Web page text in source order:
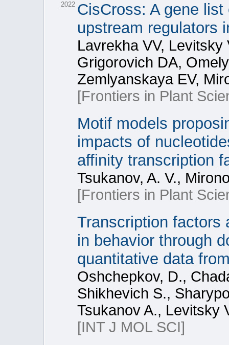
2022 CisCross: A gene
upstream regulators
Lavrekha VV, Levitsky
Grigorovich DA,
Zemlyanskaya EV,
[Frontiers in Plant
Motif models
impacts of
affinity transcription
Tsukanov, A. V.,
[Frontiers in Plant
Transcription factors
in behavior through
quantitative data
Oshchepkov, D.,
Shikhevich S.,
Tsukanov A., Levitsky
[INT J MOL SCI]